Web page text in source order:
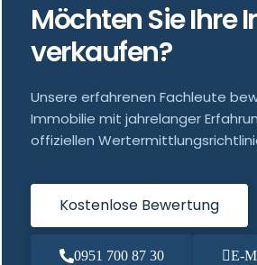
Möchten Sie Ihre
verkaufen?
Unsere erfahrenen Fachleute
Immobilie mit jahrelanger
offiziellen
Kostenlose Bewertung
0951 700 87 30 E-